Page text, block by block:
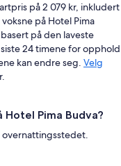
på 2 079 kr, inkludert
på Hotel Pima
på den laveste
24 timene for opphold
kan endre seg. Velg
Pima Budva?